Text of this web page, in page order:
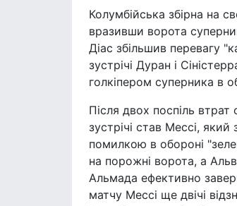
Колумбійська збірна на
вразивши ворота
Діас збільшив перевагу
зустрічі Дуран і
голкіпером суперника в
Після двох поспіль
зустрічі став Мессі,
помилкою в обороні
на порожні ворота, а
Альмада ефективно
матчу Мессі ще двічі